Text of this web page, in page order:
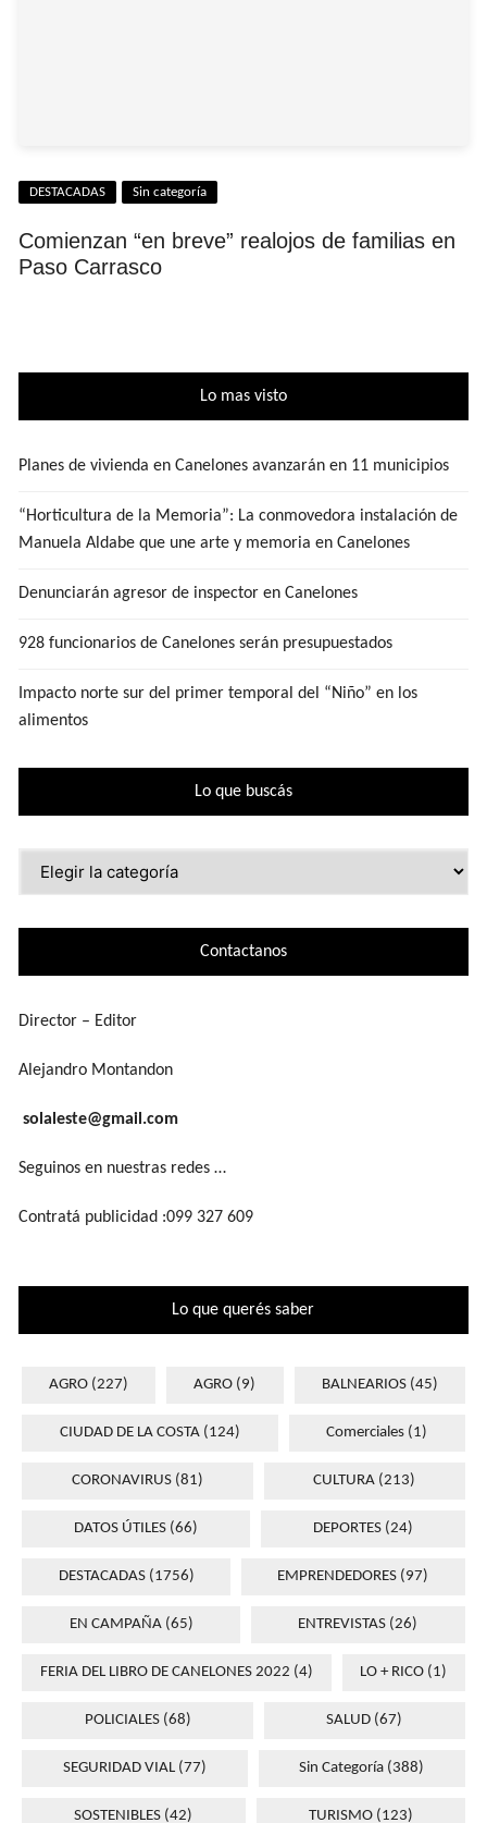
DESTACADAS Sin categoría
Comienzan “en breve” realojos de familias en
Paso Carrasco
Lo mas visto
Planes de vivienda en Canelones avanzarán en 11 municipios
“Horticultura de la Memoria”: La conmovedora instalación de
Manuela Aldabe que une arte y memoria en Canelones
Denunciarán agresor de inspector en Canelones
928 funcionarios de Canelones serán presupuestados
Impacto norte sur del primer temporal del “Niño” en los
alimentos
Lo que buscás
Contactanos
Director – Editor
Alejandro Montandon
solaleste@gmail.com
Seguinos en nuestras redes …
Contratá publicidad :099 327 609
Lo que querés saber
AGRO (227) AGRO (9) BALNEARIOS(45)
CIUDAD DE LA COSTA(124) Comerciales (1)
CORONAVIRUS(81) CULTURA (213)
DATOS ÚTILES (66) DEPORTES(24)
DESTACADAS(1756) EMPRENDEDORES (97)
EN CAMPAÑA(65) ENTREVISTAS (26)
FERIA DEL LIBRO DE CANELONES 2022 (4) LO + RICO (1)
POLICIALES(68) SALUD (67)
SEGURIDAD VIAL(77) Sin Categoría (388)
SOSTENIBLES (42) TURISMO(123)